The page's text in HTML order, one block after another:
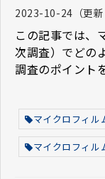
2023-10-24 （更新
この記事では、
次調査）でどの
調査のポイント
マイクロフィル
マイクロフィル